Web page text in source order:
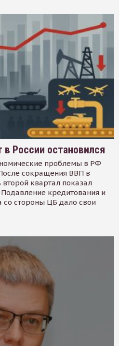
России остановился
проблемы в РФ
сокращения ВВП в
квартал показал
кредитования и
со стороны ЦБ дало свои